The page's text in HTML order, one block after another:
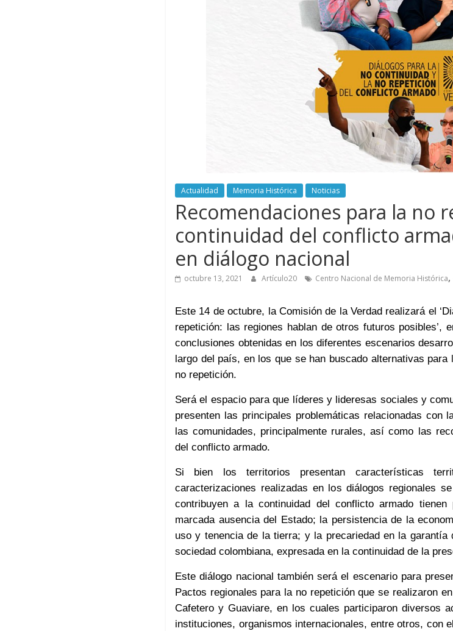
Actualidad Memoria Histórica Noticias
Recomendaciones para la no
continuidad del conflicto
en diálogo nacional
octubre 13, 2021 Artículo20 Centro Nacional de Memoria Histórica,
Este 14 de octubre, la Comisión de la Verdad realizará el
repetición: las regiones hablan de otros futuros posibles’,
conclusiones obtenidas en los diferentes escenarios
largo del país, en los que se han buscado alternativas
no repetición.
Será el espacio para que líderes y lideresas sociales y
presenten las principales problemáticas relacionadas con
las comunidades, principalmente rurales, así como las
del conflicto armado.
Si bien los territorios presentan características
caracterizaciones realizadas en los diálogos regionales
contribuyen a la continuidad del conflicto armado
marcada ausencia del Estado; la persistencia de la
uso y tenencia de la tierra; y la precariedad en la
sociedad colombiana, expresada en la continuidad de la
Este diálogo nacional también será el escenario para
Pactos regionales para la no repetición que se realizaron
Cafetero y Guaviare, en los cuales participaron diversos
instituciones, organismos internacionales, entre otros, con